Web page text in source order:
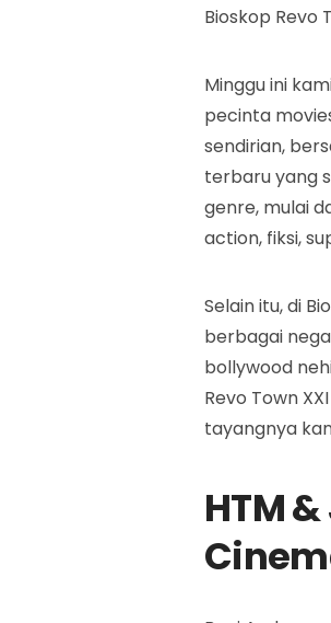
Bioskop Revo
Minggu ini
pecinta
sendirian,
terbaru yang
genre, mulai
action, fiksi,
Selain itu, di
berbagai
bollywood
Revo Town
tayangnya
HTM